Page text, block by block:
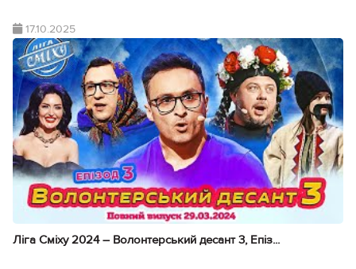
17.10.2025
Ліга Сміху 2024 – Волонтерський десант 3, Епіз...